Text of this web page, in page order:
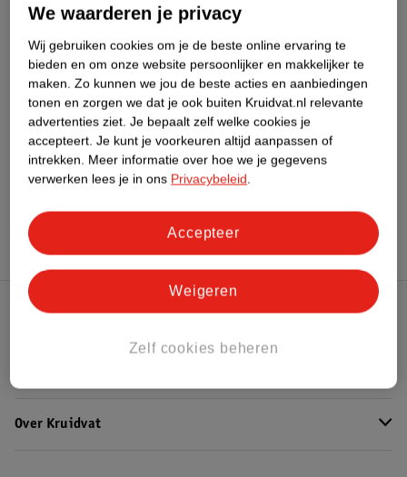
Bestel & Bezorginformatie
Bekijk ook
MeerNailPerfect Alle Nagellakremover
Over Kruidvat
We waarderen je privacy
Wij gebruiken cookies om je de beste online ervaring te
bieden en om onze website persoonlijker en makkelijker te
maken. Zo kunnen we jou de beste acties en aanbiedingen
tonen en zorgen we dat je ook buiten Kruidvat.nl relevante
advertenties ziet. Je bepaalt zelf welke cookies je
accepteert. Je kunt je voorkeuren altijd aanpassen of
intrekken. Meer informatie over hoe we je gegevens
verwerken lees je in ons Privacybeleid.
Zelf cookies beheren
Weigeren
Accepteer